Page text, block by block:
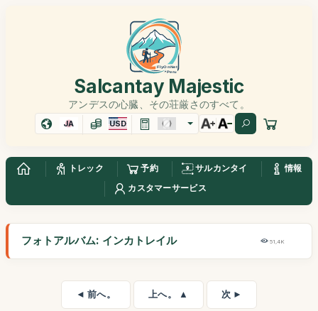
Salcantay Majestic
アンデスの心臓、その荘厳さのすべて。
JA USD
トレック 予約 サルカンタイ
情報
カスタマーサービス
フォトアルバム: インカトレイル 51,4K
◄ 前へ。 上へ。 ▲ 次 ►